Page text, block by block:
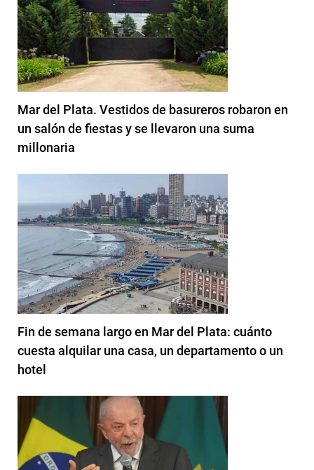
Mar del Plata. Vestidos de basureros robaron en
un salón de fiestas y se llevaron una suma
millonaria
Fin de semana largo en Mar del Plata: cuánto
cuesta alquilar una casa, un departamento o un
hotel